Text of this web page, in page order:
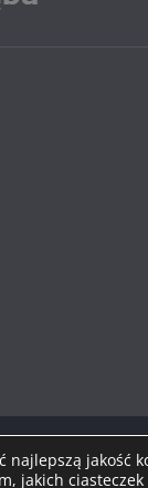
prawa
przez
najlepszą jakość
jakich